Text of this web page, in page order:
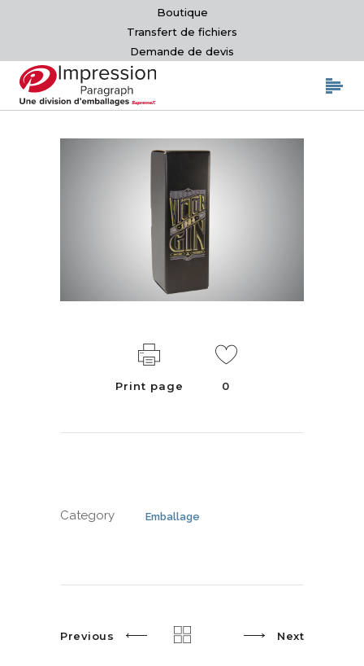
Boutique
Transfert de fichiers
Demande de devis
Print page 0
Category Emballage
Previous Next